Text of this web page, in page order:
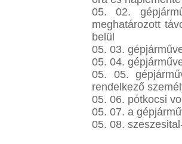
05. 02.
meghatározott
belül
05. 03.
05. 04.
05. 05.
rendelkező
05. 06. pótkocsi
05. 07. a
05. 08.